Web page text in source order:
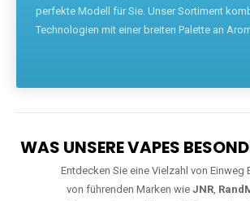
perfekte Modell für Sie. Unser Sortiment
Technologien mit einer breiten Palette an
WAS UNSERE VAPES
Entdecken Sie eine Vielzahl von Einweg
von führenden Marken wie JNR,